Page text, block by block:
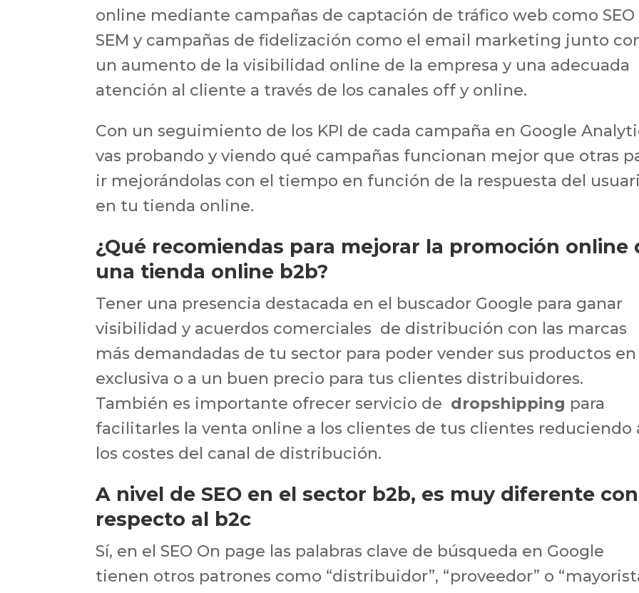
online mediante campañas de captación de tráfico web como SEO
SEM y campañas de fidelización como el email marketing junto
un aumento de la visibilidad online de la empresa y una adecuada
atención al cliente a través de los canales off y online.
Con un seguimiento de los KPI de cada campaña en Google
vas probando y viendo qué campañas funcionan mejor que otras
ir mejorándolas con el tiempo en función de la respuesta del
en tu tienda online.
¿Qué recomiendas para mejorar la promoción online
una tienda online b2b?
Tener una presencia destacada en el buscador Google para ganar
visibilidad y acuerdos comerciales de distribución con las marcas
más demandadas de tu sector para poder vender sus productos en
exclusiva o a un buen precio para tus clientes distribuidores.
También es importante ofrecer servicio de dropshipping para
facilitarles la venta online a los clientes de tus clientes reduciendo
los costes del canal de distribución.
A nivel de SEO en el sector b2b, es muy diferente con
respecto al b2c
Sí, en el SEO On page las palabras clave de búsqueda en Google
tienen otros patrones como “distribuidor”, “proveedor” o